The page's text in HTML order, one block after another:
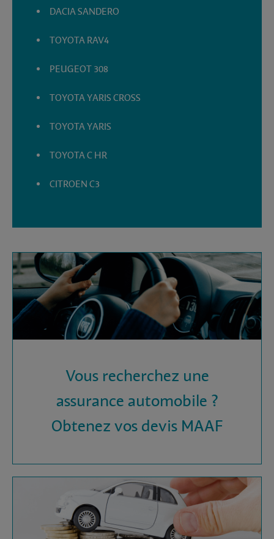
DACIA SANDERO
TOYOTA RAV4
PEUGEOT 308
TOYOTA YARIS CROSS
TOYOTA YARIS
TOYOTA C HR
CITROEN C3
Vous recherchez une
assurance automobile ?
Obtenez vos devis MAAF